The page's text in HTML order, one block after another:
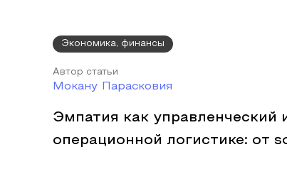
Экономика, финансы
Автор статьи
Мокану Парасковия
Эмпатия как управленческий
операционной логистике: от